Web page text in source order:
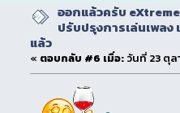
ออกแล้วครับ
ปรับปรุงการเล่นเพลง
แล้ว
« ตอบกลับ #6 เมื่อ: วันที่ 23 ตุล